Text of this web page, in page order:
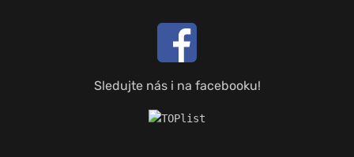
Sledujte nás i na facebooku!